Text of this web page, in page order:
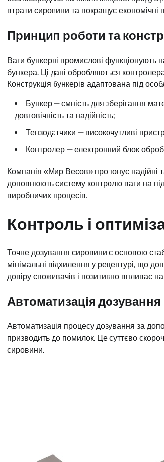
втрати сировини та покращує економічні
Принцип роботи та
Ваги бункерні промислові функціонують
бункера. Ці дані обробляються
Конструкція бункерів адаптована під
Бункер — ємність для зберігання
довговічність та надійність;
Тензодатчики — високочутливі
Контролер — електронний блок
Компанія «Мир Весов» пропонує надійні
доповнюють систему контролю ваги на
виробничих процесів.
Контроль і
Точне дозування сировини є основою
мінімальні відхилення у рецептурі, що
довіру споживачів і позитивно впливає
Автоматизація дозування
Автоматизація процесу дозування за
призводить до помилок. Це суттєво
сировини.